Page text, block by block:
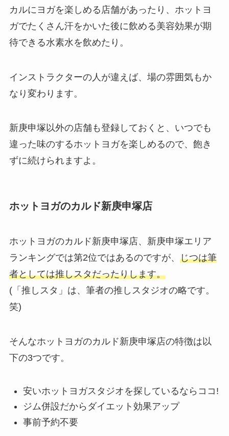
カルにヨガを楽しめる店舗があったり、ホットヨ
ガでたくさん汗をかいた後に飲める美容効果が期
待できる水素水を飲めたり。
インストラクターの人が違えば、場の雰囲気もか
なり変わります。
新庚申塚以外の店舗も登録しておくと、いつでも
違った味のするホットヨガを楽しめるので、飽き
ずに続けられますよ。
ホットヨガのカルド新庚申塚店
ホットヨガのカルド新庚申塚店、新庚申塚エリア
ランキングでは第2位ではあるのですが、 じつは筆
者としては推しスタだったりします。
(「推しスタ」は、筆者の推しスタジオの略です。
笑)
そんなホットヨガのカルド新庚申塚店の特徴は以
下の3つです。
安いホットヨガスタジオを探しているならココ!
ジム併設だからダイエット効果アップ
事前予約不要